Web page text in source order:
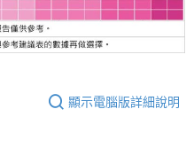
顯示電腦版詳細說明